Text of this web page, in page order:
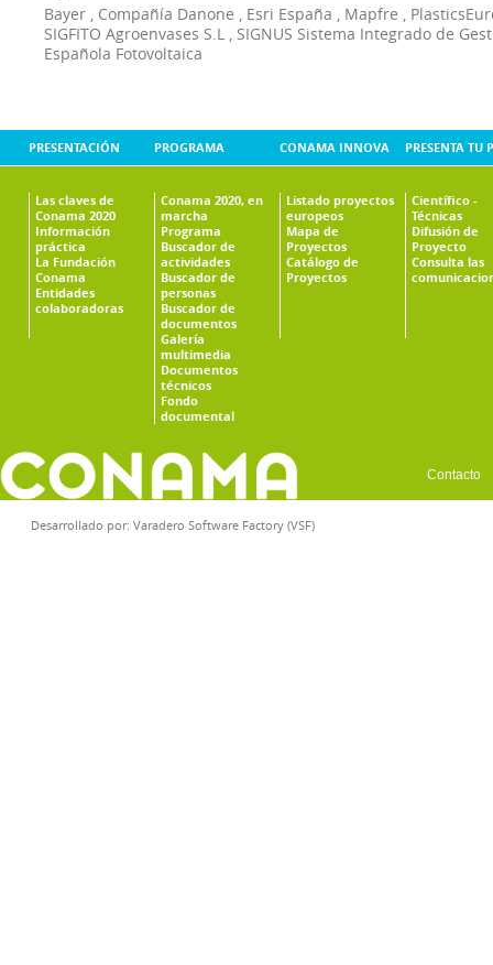
Bayer , Compañía Danone , Esri España , Mapfre ,
SIGFITO Agroenvases S.L , SIGNUS Sistema Integrado de
Española Fotovoltaica
PRESENTACIÓN
Las claves de
Conama 2020
Información
práctica
La Fundación
Conama
Entidades
colaboradoras
PROGRAMA
Conama 2020, en
marcha
Programa
Buscador de
actividades
Buscador de
personas
Buscador de
documentos
Galería
multimedia
Documentos
técnicos
Fondo
documental
CONAMA INNOVA
Listado proyectos
europeos
Mapa de
Proyectos
Catálogo de
Proyectos
PRESENTA TU
Científico -
Técnicas
Difusión de
Proyecto
Consulta las
Contacto
Desarrollado por: Varadero Software Factory (VSF)